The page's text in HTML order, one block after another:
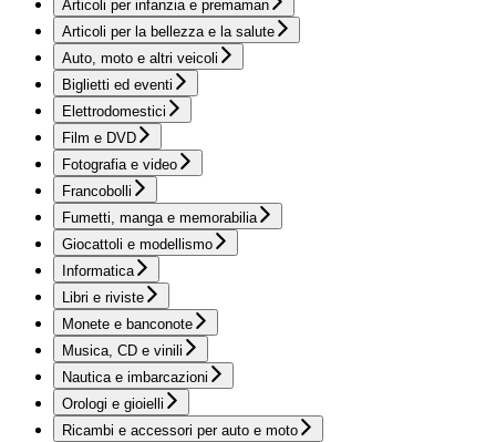
Articoli per infanzia e premaman
Articoli per la bellezza e la salute
Auto, moto e altri veicoli
Biglietti ed eventi
Elettrodomestici
Film e DVD
Fotografia e video
Francobolli
Fumetti, manga e memorabilia
Giocattoli e modellismo
Informatica
Libri e riviste
Monete e banconote
Musica, CD e vinili
Nautica e imbarcazioni
Orologi e gioielli
Ricambi e accessori per auto e moto